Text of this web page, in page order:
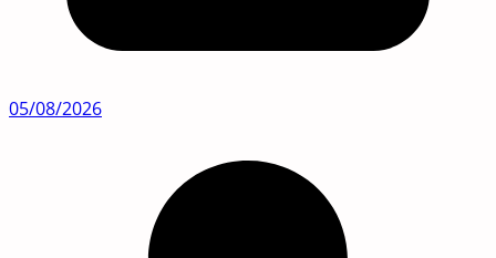
05/08/2026